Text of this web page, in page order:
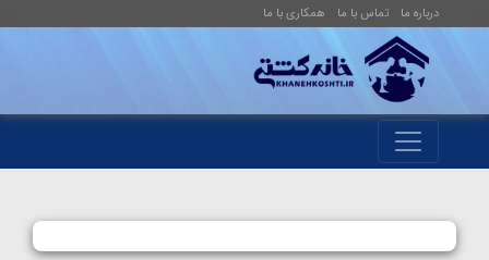
درباره ما تماس با ما همکاری با ما